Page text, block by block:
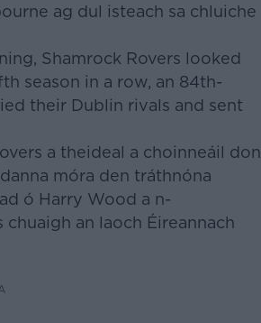
ag dul isteach sa chluiche
Shamrock Rovers looked
season in a row, an 84th-
their Dublin rivals and sent
a theideal a choinneáil don
móra den tráthnóna
ó Harry Wood a n-
an laoch Éireannach